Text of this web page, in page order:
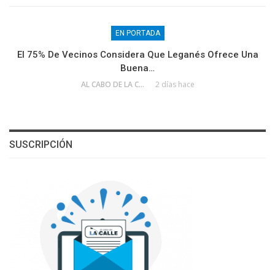
EN PORTADA
El 75% De Vecinos Considera Que Leganés Ofrece Una
Buena…
AL CABO DE LA CALLE 2 días hace
SUSCRIPCIÓN